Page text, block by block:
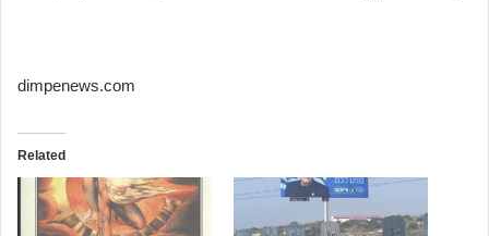
dimpenews.com
Related